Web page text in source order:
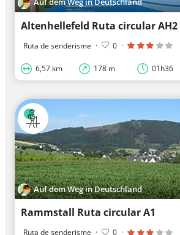
Altenhellefeld Ruta circular AH2
Ruta de senderisme · 0 ·
6,57 km 178 m 01h36
Auf dem Weg in Deutschland
Rammstall Ruta circular A1
Ruta de senderisme · 0 ·